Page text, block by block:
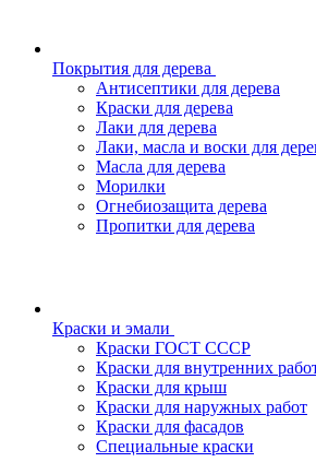
Покрытия для дерева
Антисептики для дерева
Краски для дерева
Лаки для дерева
Лаки, масла и воски для
Масла для дерева
Морилки
Огнебиозащита дерева
Пропитки для дерева
Краски и эмали
Краски ГОСТ СССР
Краски для внутренних
Краски для крыш
Краски для наружных работ
Краски для фасадов
Специальные краски